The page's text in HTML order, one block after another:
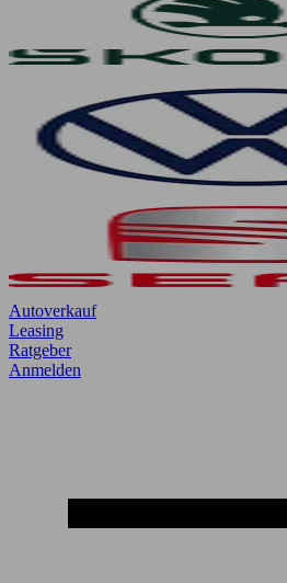
Autoverkauf
Leasing
Ratgeber
Anmelden